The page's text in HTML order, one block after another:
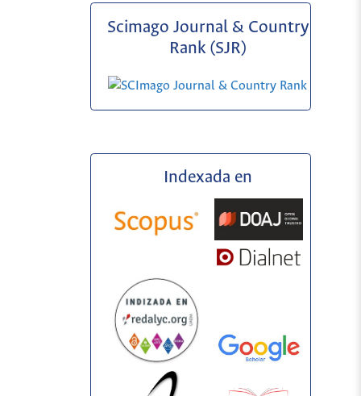
Scimago Journal & Country
Rank (SJR)
Indexada en